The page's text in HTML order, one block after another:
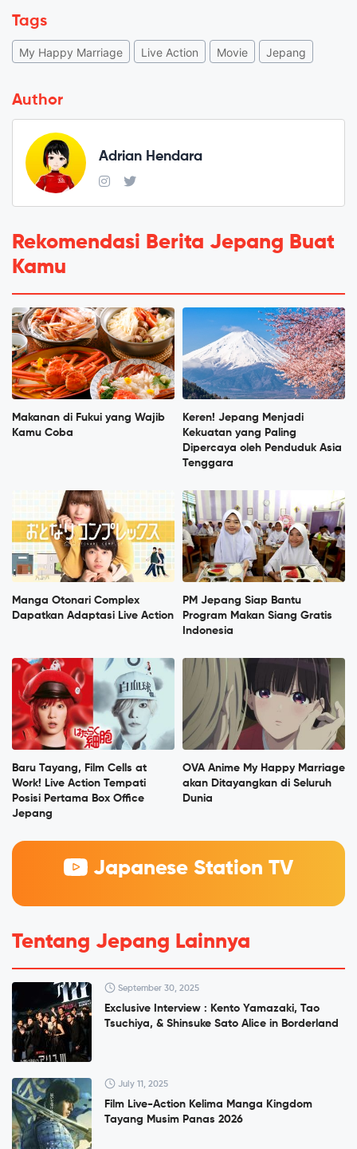
Tags
My Happy Marriage Live Action Movie Jepang
Author
Adrian Hendara
Rekomendasi Berita Jepang Buat
Kamu
Makanan di Fukui yang Wajib
Kamu Coba
Keren! Jepang Menjadi
Kekuatan yang Paling
Dipercaya oleh Penduduk Asia
Tenggara
Manga Otonari Complex
Dapatkan Adaptasi Live Action
PM Jepang Siap Bantu
Program Makan Siang Gratis
Indonesia
Baru Tayang, Film Cells at
Work! Live Action Tempati
Posisi Pertama Box Office
Jepang
OVA Anime My Happy Marriage
akan Ditayangkan di Seluruh
Dunia
Japanese Station TV
Tentang Jepang Lainnya
September 30, 2025
Exclusive Interview : Kento Yamazaki, Tao
Tsuchiya, & Shinsuke Sato Alice in Borderland
July 11, 2025
Film Live-Action Kelima Manga Kingdom
Tayang Musim Panas 2026